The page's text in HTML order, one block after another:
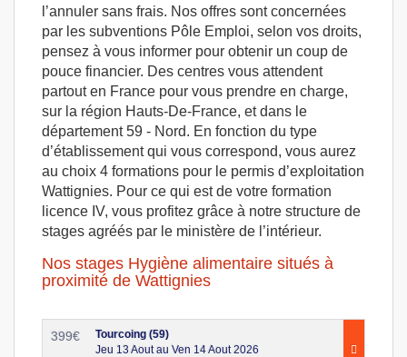
l’annuler sans frais. Nos offres sont concernées
par les subventions Pôle Emploi, selon vos droits,
pensez à vous informer pour obtenir un coup de
pouce financier. Des centres vous attendent
partout en France pour vous prendre en charge,
sur la région Hauts-De-France, et dans le
département 59 - Nord. En fonction du type
d’établissement qui vous correspond, vous aurez
au choix 4 formations pour le permis d’exploitation
Wattignies. Pour ce qui est de votre formation
licence IV, vous profitez grâce à notre structure de
stages agréés par le ministère de l’intérieur.
Nos stages Hygiène alimentaire situés à
proximité de Wattignies
399€
Tourcoing (59)
Jeu 13 Aout au Ven 14 Aout 2026